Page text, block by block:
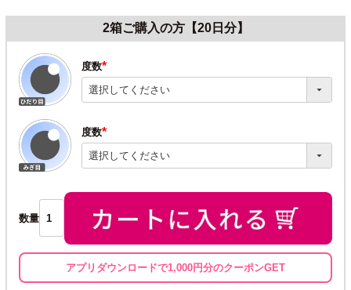
2箱ご購入の方【20日分】
度数
(必
須)
度数
(必
須)
数量
アプリダウンロードで1,000円分のクーポンGET